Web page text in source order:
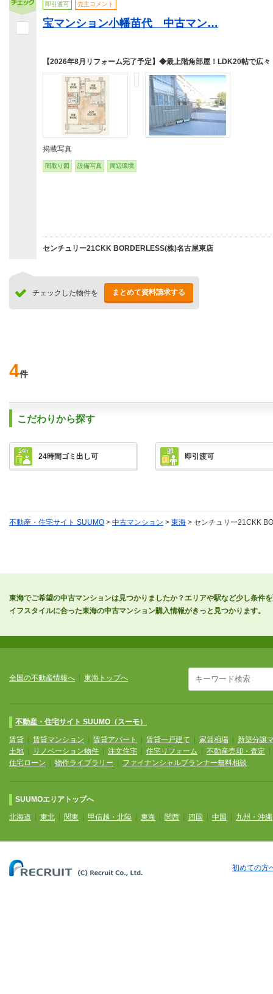
即引渡可 売主コメント
宝マンション小幡苗代 中古マン…
【2026年8月リフォーム完了予定】◆最上階角部屋！LDK20帖で広々
掲載写真
間取り図 設備写真 周辺環境
センチュリー21CKK BORDERLESS(株)名古屋東店
チェックした物件を まとめて資料請求する
4件
こだわりから探す
24時間ゴミ出し可 即引渡可
不動産・住宅サイト SUUMO > 中古マンション > 東海 > センチュリー21CKK
東海でご希望の中古マンションは見つかりましたか？エリアや駅など少し条件
イフスタイルに合った東海の中古マンション購入情報がきっと見つかります。
全国の不動産情報へ 東海トップへ
不動産・住宅サイト SUUMO（スーモ）
賃貸 賃貸マンション 賃貸アパート 賃貸一戸建て 家賃相場
新築分譲
土地
リノベーション物件 注文住宅 住宅リフォーム 不動産売却・査定
住宅ローン
物件ライブラリー ファイナンシャルプランナー無料相談
SUUMOエリアトップへ
北海道 東北 関東 甲信越・北陸 東海 関西 四国 中国 九州・沖縄
初めての方